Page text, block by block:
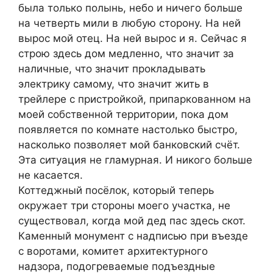
была только полынь, небо и ничего больше
на четверть мили в любую сторону. На ней
вырос мой отец. На ней вырос и я. Сейчас я
строю здесь дом медленно, что значит за
наличные, что значит прокладывать
электрику самому, что значит жить в
трейлере с пристройкой, припаркованном на
моей собственной территории, пока дом
появляется по комнате настолько быстро,
насколько позволяет мой банковский счёт.
Эта ситуация не гламурная. И никого больше
не касается.
Коттеджный посёлок, который теперь
окружает три стороны моего участка, не
существовал, когда мой дед пас здесь скот.
Каменный монумент с надписью при въезде
с воротами, комитет архитектурного
надзора, подогреваемые подъездные